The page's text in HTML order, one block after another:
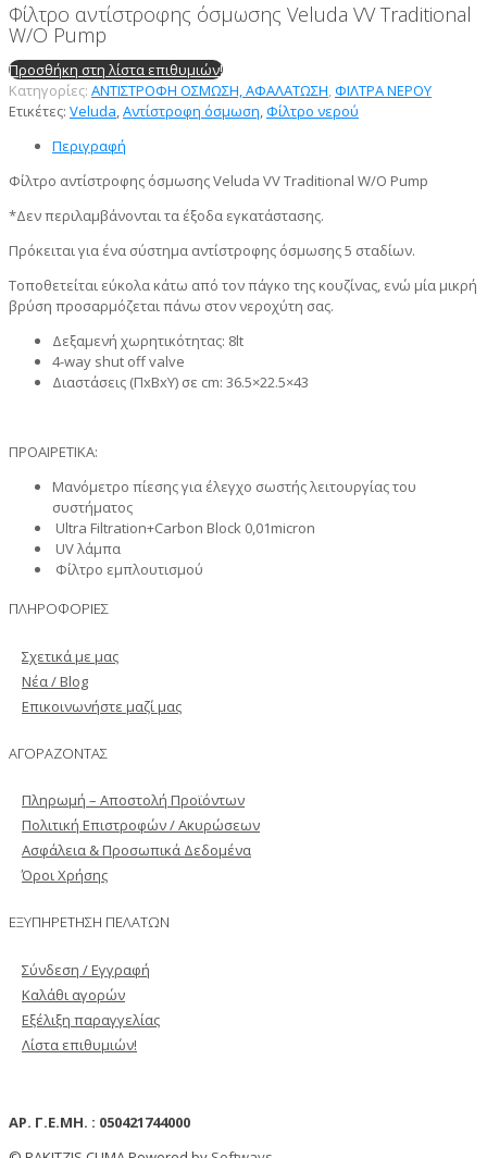
Φίλτρο αντίστροφης όσμωσης Veluda VV Traditional
W/O Pump
Προσθήκη στη λίστα επιθυμιών!
Κατηγορίες: ΑΝΤΙΣΤΡΟΦΗ ΟΣΜΩΣΗ, ΑΦΑΛΑΤΩΣΗ,ΦΙΛΤΡΑ ΝΕΡΟΥ
Ετικέτες: Veluda,Αντίστροφη όσμωση,Φίλτρο νερού
Περιγραφή
Φίλτρο αντίστροφης όσμωσης Veluda VV Traditional W/O Pump
*Δεν περιλαμβάνονται τα έξοδα εγκατάστασης.
Πρόκειται για ένα σύστημα αντίστροφης όσμωσης 5 σταδίων.
Τοποθετείται εύκολα κάτω από τον πάγκο της κουζίνας, ενώ μία μικρή
βρύση προσαρμόζεται πάνω στον νεροχύτη σας.
Δεξαμενή χωρητικότητας: 8lt
4-way shut off valve
Διαστάσεις (ΠxΒxΥ) σε cm: 36.5×22.5×43
ΠΡΟΑΙΡΕΤΙΚΑ:
Μανόμετρο πίεσης για έλεγχο σωστής λειτουργίας του
συστήματος
Ultra Filtration+Carbon Block 0,01micron
UV λάμπα
Φίλτρο εμπλουτισμού
ΠΛΗΡΟΦΟΡΙΕΣ
Σχετικά με μας
Νέα / Blog
Επικοινωνήστε μαζί μας
ΑΓΟΡΑΖΟΝΤΑΣ
Πληρωμή – Αποστολή Προϊόντων
Πολιτική Επιστροφών / Ακυρώσεων
Ασφάλεια & Προσωπικά Δεδομένα
Όροι Χρήσης
ΕΞΥΠΗΡΕΤΗΣΗ ΠΕΛΑΤΩΝ
Σύνδεση / Εγγραφή
Καλάθι αγορών
Εξέλιξη παραγγελίας
Λίστα επιθυμιών!
ΑΡ. Γ.Ε.ΜΗ. : 050421744000